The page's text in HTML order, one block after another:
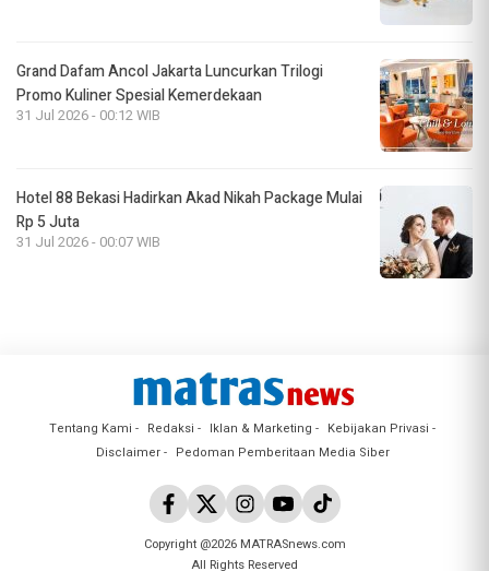
Grand Dafam Ancol Jakarta Luncurkan Trilogi
Promo Kuliner Spesial Kemerdekaan
31 Jul 2026 - 00:12 WIB
Hotel 88 Bekasi Hadirkan Akad Nikah Package Mulai
Rp 5 Juta
31 Jul 2026 - 00:07 WIB
Tentang Kami Redaksi Iklan & Marketing
Kebijakan Privasi
Disclaimer
Pedoman Pemberitaan Media Siber
Copyright @2026 MATRASnews.com
All Rights Reserved